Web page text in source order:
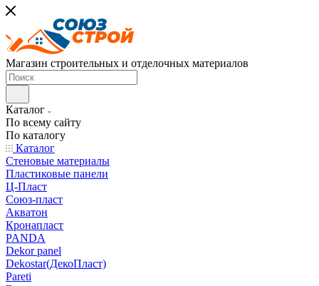
Магазин строительных и отделочных материалов
Каталог
По всему сайту
По каталогу
Каталог
Стеновые материалы
Пластиковые панели
Ц-Пласт
Союз-пласт
Акватон
Кронапласт
PANDA
Dekor panel
Dekostar(ДекоПласт)
Pareti